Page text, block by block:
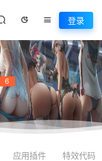
登录
6
应用插件 特效代码